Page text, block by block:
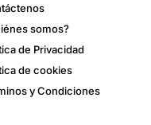
somos?
de Privacidad
de cookies
y Condiciones